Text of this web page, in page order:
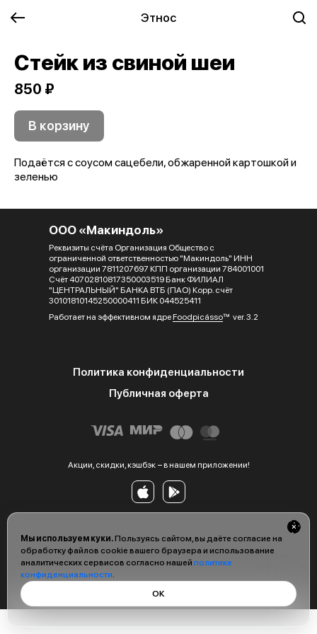
Этнос
Мы используем куки.Пользуясь сайтом, вы даёте согласие на
обработку файлов cookie вашего браузера и использование
аналитических сервисов согласно нашей политике
конфиденциальности.
ОК
Стейк из свиной шеи
850 ₽
В корзину
Подаётся с соусом сацебели, обжаренной картошкой и
зеленью
ООО «Макиндоль»
Реквизиты счёта Организация Общество с
ограниченной ответственностью "Макиндоль" ИНН
организации 7811207697 КПП организации 784001001
Счёт 40702810817350003519 Банк ФИЛИАЛ
"ЦЕНТРАЛЬНЫЙ" БАНКА ВТБ (ПАО) Корр. счёт
30101810145250000411 БИК 044525411
Работает на эффективном ядреFoodpicássover. 3.2
Политика конфиденциальности
Публичная оферта
Акции, скидки, кэшбэк − в нашем приложении!